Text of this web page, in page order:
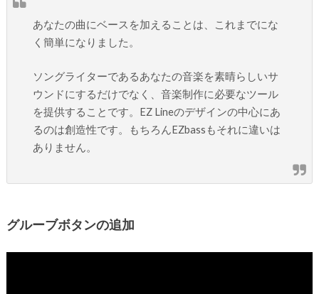
あなたの曲にベースを加えることは、これまでにな
く簡単になりました。
ソングライターであるあなたの音楽を素晴らしいサ
ウンドにするだけでなく、音楽制作に必要なツール
を提供することです。EZ Lineのデザインの中心にあ
るのは創造性です。もちろんEZbassもそれに違いは
ありません。
グルーブボタンの追加